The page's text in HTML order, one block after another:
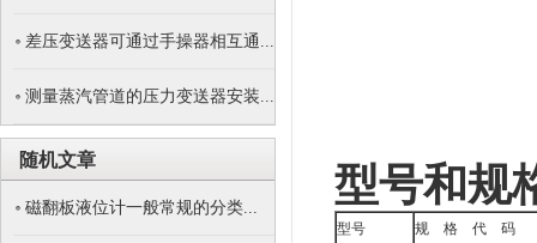
差压变送器可通过手操器相互通...
测量蒸汽管道的压力变送器安装...
随机文章
磁翻板液位计一般常规的分类... 型号和规
型号
规 格 代 码